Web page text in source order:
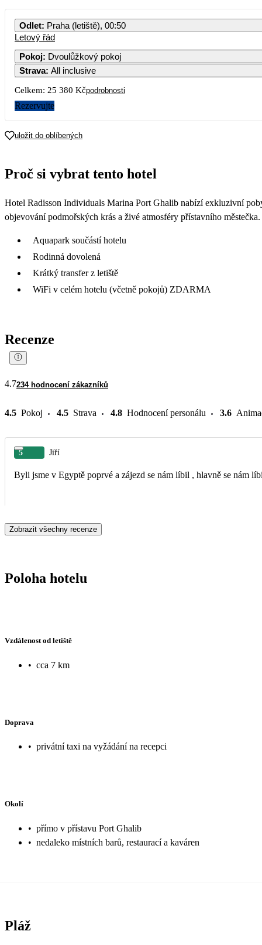
Odlet: Praha (letiště), 00:50
Letový řád
Pokoj: Dvoulůžkový pokoj
Strava: All inclusive
Celkem: 25 380 Kčpodrobnosti
Rezervujte
uložit do oblíbených
Proč si vybrat tento hotel
Hotel Radisson Individuals Marina Port Ghalib nabízí exkluzivní
objevování podmořských krás a živé atmosféry přístavního městečka.
Aquapark součástí hotelu
Rodinná dovolená
Krátký transfer z letiště
WiFi v celém hotelu (včetně pokojů) ZDARMA
Recenze
4.7234 hodnocení zákazníků
4.5 Pokoj 4.5 Strava 4.8 Hodnocení personálu 3.6
5 Jiří
Byli jsme v Egyptě poprvé a zájezd se nám líbil , hlavně se nám
Zobrazit všechny recenze
Poloha hotelu
Vzdálenost od letiště
• cca 7 km
Doprava
• privátní taxi na vyžádání na recepci
Okolí
• přímo v přístavu Port Ghalib
• nedaleko místních barů, restaurací a kaváren
Pláž